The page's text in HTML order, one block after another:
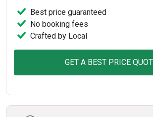
Best price guaranteed
No booking fees
Crafted by Local
GET A BEST PRICE